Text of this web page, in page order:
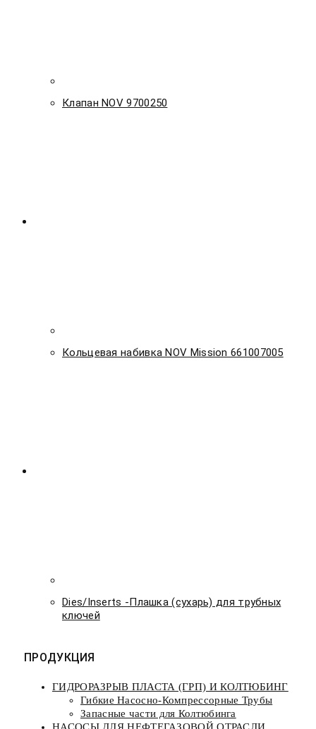
Клапан NOV 9700250
Кольцевая набивка NOV Mission 661007005
Dies/Inserts -Плашка (сухарь) для трубных
ключей
ПРОДУКЦИЯ
ГИДРОРАЗРЫВ ПЛАСТА (ГРП) И КОЛТЮБИНГ
Гибкие Насосно-Компрессорные Трубы
Запасные части для Колтюбинга
НАСОСЫ ДЛЯ НЕФТЕГАЗОВОЙ ОТРАСЛИ